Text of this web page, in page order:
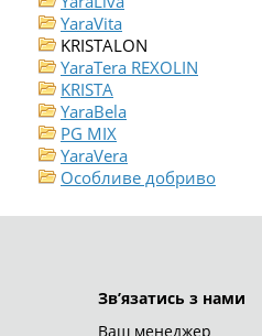
YaraVita
KRISTALON
YaraTera REXOLIN
KRISTA
YaraBela
PG MIX
YaraVera
Особливе добриво
ТОВ "АРТА-ХІМГРУП"© 2026
Зв’язатись з нами
Ваш менеджер